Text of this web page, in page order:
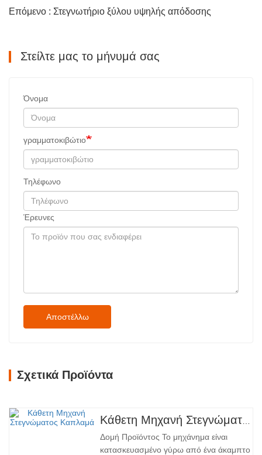
Επόμενο : Στεγνωτήριο ξύλου υψηλής απόδοσης
Στείλτε μας το μήνυμά σας
Όνομα
γραμματοκιβώτιο
Τηλέφωνο
Έρευνες
Αποστέλλω
Σχετικά Προϊόντα
Δομή Προϊόντος Το μηχάνημα είναι
κατασκευασμένο γύρω από ένα άκαμπτο